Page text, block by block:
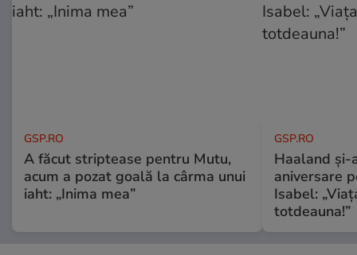
GSP.RO
A făcut striptease pentru Mutu,
acum a pozat goală la cârma unui
iaht: „Inima mea”
GSP.RO
Haaland
aniversare
Isabel:
totdeauna!”